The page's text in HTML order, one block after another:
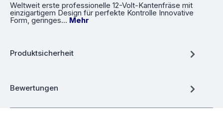
Weltweit erste professionelle 12-Volt-Kantenfräse mit
einzigartigem Design für perfekte Kontrolle Innovative
Form, geringes… Mehr
Produktsicherheit
Bewertungen